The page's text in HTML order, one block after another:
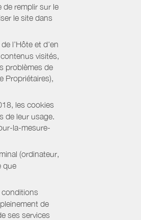
de remplir sur le
le site dans
l’Hôte et d'en
visités,
problèmes de
Propriétaires),
les cookies
de leur usage.
la-mesure-
(ordinateur,
que
conditions
de
ses services